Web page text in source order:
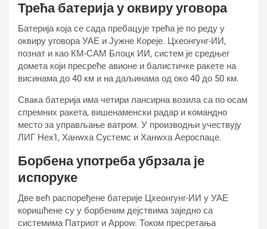
Трећа батерија у оквиру уговора
Батерија која се сада пребацује трећа је по реду у
оквиру уговора УАЕ и Јужне Кореје. Цхеонгунг-ИИ,
познат и као КМ-САМ Блоцк ИИ, систем је средњег
домета који пресреће авионе и балистичке ракете на
висинама до 40 км и на даљинама од око 40 до 50 км.
Свака батерија има четири лансирна возила са по осам
спремних ракета, вишенаменски радар и командно
место за управљање ватром. У производњи учествују
ЛИГ Неx1, Ханwха Сyстемс и Ханwха Аероспаце.
Борбена употреба убрзала је
испоруке
Две већ распоређене батерије Цхеонгунг-ИИ у УАЕ
коришћене су у борбеним дејствима заједно са
системима Патриот и Арроw. Током пресретања